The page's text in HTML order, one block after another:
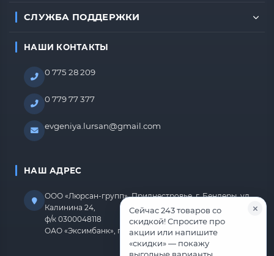
СЛУЖБА ПОДДЕРЖКИ
НАШИ КОНТАКТЫ
0 775 28 209
0 779 77 377
evgeniya.lursan@gmail.com
НАШ АДРЕС
ООО «Люрсан-групп», Приднестровье, г. Бендеры, ул.
Калинина 24,
ф/к 0300048118
ОАО «Эксимбанк», г.Бендеры, р/с 2212670000000818
Сейчас 243 товаров со
скидкой! Спросите про
акции или напишите
«скидки» — покажу